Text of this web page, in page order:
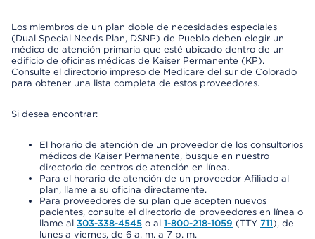
Los miembros de un plan doble de necesidades especiales
(Dual Special Needs Plan, DSNP) de Pueblo deben elegir un
médico de atención primaria que esté ubicado dentro de un
edificio de oficinas médicas de Kaiser Permanente (KP).
Consulte el directorio impreso de Medicare del sur de Colorado
para obtener una lista completa de estos proveedores.
Si desea encontrar:
El horario de atención de un proveedor de los consultorios
médicos de Kaiser Permanente, busque en nuestro
directorio de centros de atención en línea.
Para el horario de atención de un proveedor Afiliado al
plan, llame a su oficina directamente.
Para proveedores de su plan que acepten nuevos
pacientes, consulte el directorio de proveedores en línea o
llame al 303-338-4545 o al 1-800-218-1059 (TTY 711), de
lunes a viernes, de 6 a. m. a 7 p. m.